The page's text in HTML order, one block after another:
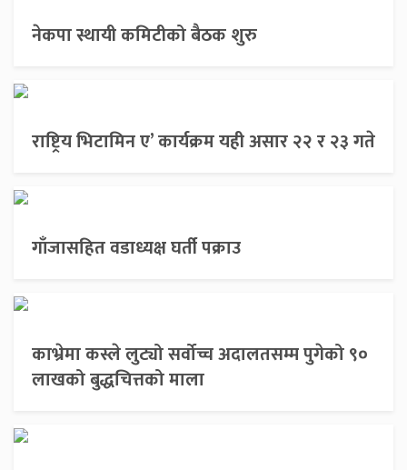
नेकपा स्थायी कमिटीको बैठक शुरु
राष्ट्रिय भिटामिन ए’ कार्यक्रम यही असार २२ र २३ गते
गाँजासहित वडाध्यक्ष घर्ती पक्राउ
काभ्रेमा कस्ले लुट्यो सर्वोच्च अदालतसम्म पुगेको ९०
लाखको बुद्धचित्तको माला